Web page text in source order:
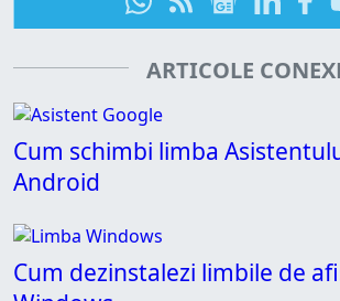
ARTICOLE
Cum schimbi limba
Android
Cum dezinstalezi limbile de